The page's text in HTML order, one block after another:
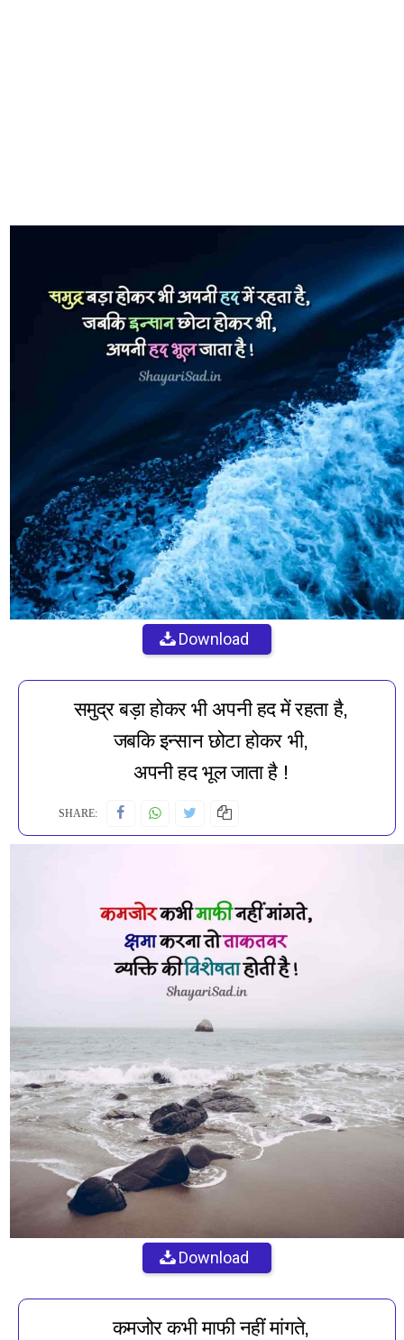
Download
समुद्र बड़ा होकर भी अपनी हद में रहता है,
जबकि इन्सान छोटा होकर भी,
अपनी हद भूल जाता है !
SHARE:
Download
कमजोर कभी माफी नहीं मांगते,